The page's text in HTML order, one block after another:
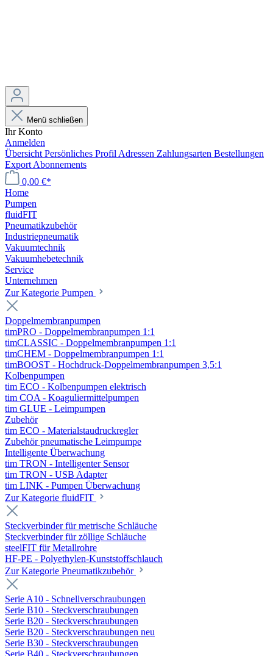
Menü schließen
Ihr Konto
Anmelden
Übersicht Persönliches Profil Adressen Zahlungsarten Bestellungen
Export Abonnements
0,00 €*
Home
Pumpen
fluidFIT
Pneumatikzubehör
Industriepneumatik
Vakuumtechnik
Vakuumhebetechnik
Service
Unternehmen
Zur Kategorie Pumpen
Doppelmembranpumpen
timPRO - Doppelmembranpumpen 1:1
timCLASSIC - Doppelmembranpumpen 1:1
timCHEM - Doppelmembranpumpen 1:1
timBOOST - Hochdruck-Doppelmembranpumpen 3,5:1
Kolbenpumpen
tim ECO - Kolbenpumpen elektrisch
tim COA - Koaguliermittelpumpen
tim GLUE - Leimpumpen
Zubehör
tim ECO - Materialstaudruckregler
Zubehör pneumatische Leimpumpe
Intelligente Überwachung
tim TRON - Intelligenter Sensor
tim TRON - USB Adapter
tim LINK - Pumpen Überwachung
Zur Kategorie fluidFIT
Steckverbinder für metrische Schläuche
Steckverbinder für zöllige Schläuche
steelFIT für Metallrohre
HF-PE - Polyethylen-Kunststoffschlauch
Zur Kategorie Pneumatikzubehör
Serie A10 - Schnellverschraubungen
Serie B10 - Steckverschraubungen
Serie B20 - Steckverschraubungen
Serie B20 - Steckverschraubungen neu
Serie B30 - Steckverschraubungen